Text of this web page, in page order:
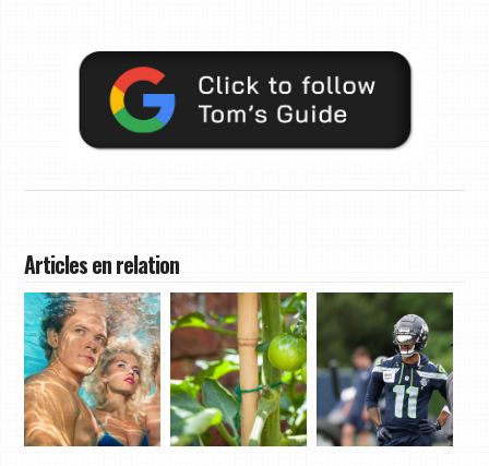
Articles en relation